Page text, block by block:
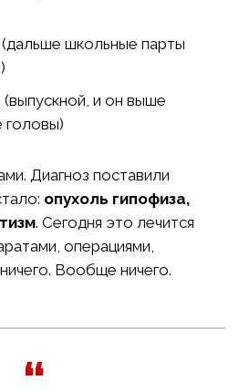
школьные парты
и он выше
головы)
Диагноз поставили
опухоль гипофиза,
. Сегодня это лечится
операциями,
Вообще ничего.